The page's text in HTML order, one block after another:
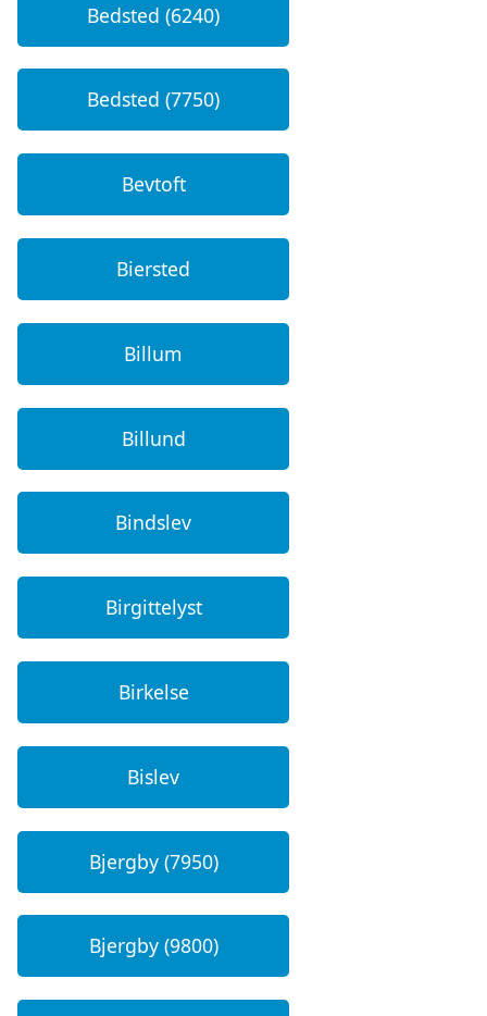
Bedsted (6240)
Bedsted (7750)
Bevtoft
Biersted
Billum
Billund
Bindslev
Birgittelyst
Birkelse
Bislev
Bjergby (7950)
Bjergby (9800)